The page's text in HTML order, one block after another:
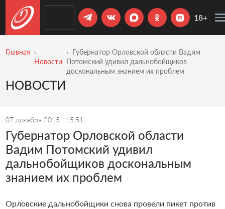
18+
Главная
Новости
Губернатор Орловской области Вадим
Потомский удивил дальнобойщиков
доскональным знанием их проблем
НОВОСТИ
07 декабря 2015 15:51
Губернатор Орловской области
Вадим Потомский удивил
дальнобойщиков доскональным
знанием их проблем
Орловские дальнобойщики снова провели пикет против